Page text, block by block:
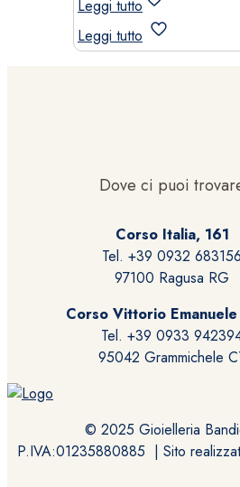
Leggi tutto
Leggi tutto
Dove ci puoi
Corso Italia, 161
Tel. +39 0932 683156
97100 Ragusa RG
Corso Vittorio
Tel. +39 0933
95042 Grammichele
© 2025 Gioielleria
P.IVA:01235880885 | Sito